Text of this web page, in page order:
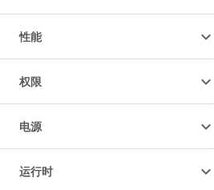
性能
权限
电源
运行时